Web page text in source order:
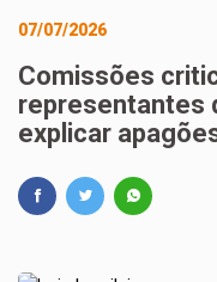
07/07/2026
Comissões
representantes
explicar